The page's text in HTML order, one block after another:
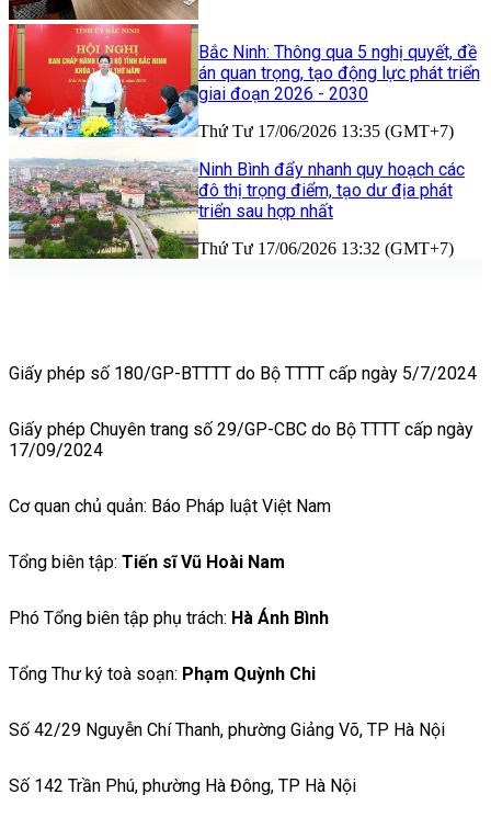
Bắc Ninh: Thông qua 5 nghị quyết, đề
án quan trọng, tạo động lực phát triển
giai đoạn 2026 - 2030
Thứ Tư 17/06/2026 13:35 (GMT+7)
Ninh Bình đẩy nhanh quy hoạch các
đô thị trọng điểm, tạo dư địa phát
triển sau hợp nhất
Thứ Tư 17/06/2026 13:32 (GMT+7)
Giấy phép số 180/GP-BTTTT do Bộ TTTT cấp ngày 5/7/2024
Giấy phép Chuyên trang số 29/GP-CBC do Bộ TTTT cấp ngày
17/09/2024
Cơ quan chủ quản: Báo Pháp luật Việt Nam
Tổng biên tập: Tiến sĩ Vũ Hoài Nam
Phó Tổng biên tập phụ trách: Hà Ánh Bình
Tổng Thư ký toà soạn: Phạm Quỳnh Chi
Số 42/29 Nguyễn Chí Thanh, phường Giảng Võ, TP Hà Nội
Số 142 Trần Phú, phường Hà Đông, TP Hà Nội